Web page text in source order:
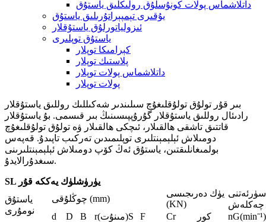
داتلاشماس پولات كونۇسلۇق رولىكلىق ياستۇق
يۇقىرى تېمپېراتۇرىلىق ياستۇق
ئىزولياتورلۇق ياستۇقلار
ياستۇق توپلىرى
كېرامىكا توپلار
پلاستىك توپلار
داتلاشماس پولات توپلار
پولات توپلار
بىر قۇر تولۇق تولۇقلىغۇچ سىلىندىر شەكىللىك روللىق ياستۇقلار
رادىئال روللىق ياستۇقلار گۇرۇپپىسىنىڭ بىر قىسمى. بۇ ياستۇقلار
قاتتىق تاشقى ھالقىلار، ئىچكى ھالقىلار ۋە تولۇق تولۇقلىغۇچ
دومىلاش ئېلېمېنتلىرى توپلىمىدىن تەركىب تاپىدۇ. قەپەس
بولمىغانلىقتىن، ياستۇق ئەڭ كۆپ دومىلاش ئېلېمېنتلىرىنى
سىغدۇرالايدۇ.
SL يۈرۈشلۈك يەككە قۇر
ياستۇق
نومۇرى
چوڭلۇقى (mm)
يۈك دەرىجىسى
(KN)
سۈرئەتنى
چەكلەش
d
D B r(مىنۇت)S F Cr كور
nG(minˉ¹)